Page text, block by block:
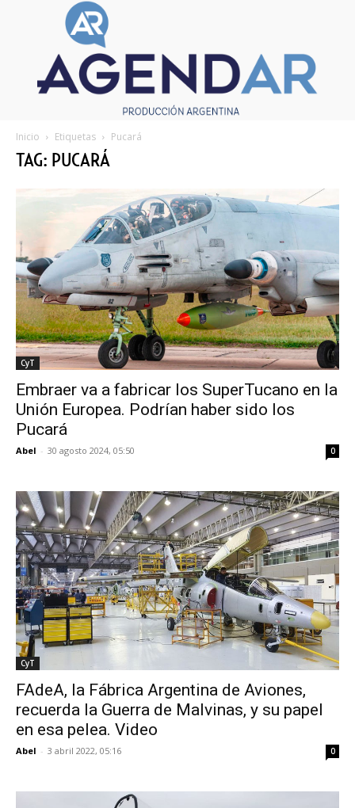
Inicio Etiquetas Pucará
TAG: PUCARÁ
CyT
Embraer va a fabricar los SuperTucano en la
Unión Europea. Podrían haber sido los
Pucará
Abel - 30 agosto 2024, 05:50 0
CyT
FAdeA, la Fábrica Argentina de Aviones,
recuerda la Guerra de Malvinas, y su papel
en esa pelea. Video
Abel - 3 abril 2022, 05:16 0